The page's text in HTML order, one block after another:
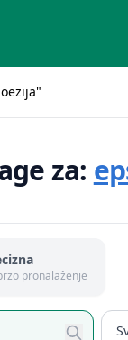
za:
pronalaženje